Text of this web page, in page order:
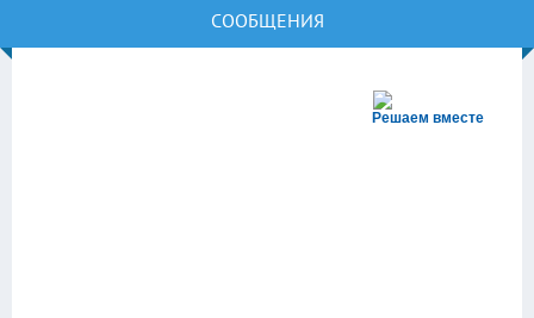
СООБЩЕНИЯ
Решаем вместе